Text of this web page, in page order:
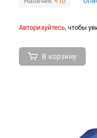
Авторизуйтесь, чтобы
В корзину